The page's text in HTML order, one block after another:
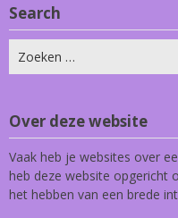
Search
naar:
Over deze website
Vaak heb je websites over
heb deze website opgericht
het hebben van een brede